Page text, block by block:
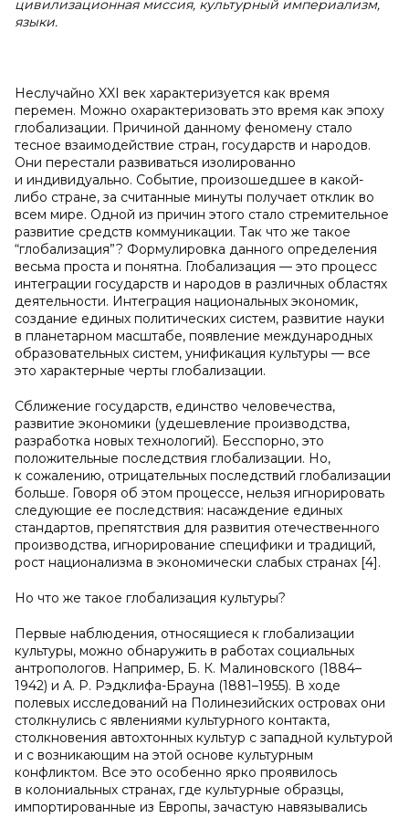
цивилизационная миссия, культурный империализм,
языки.
Неслучайно XXI век характеризуется как время
перемен. Можно охарактеризовать это время как эпоху
глобализации. Причиной данному феномену стало
тесное взаимодействие стран, государств и народов.
Они перестали развиваться изолированно
и индивидуально. Событие, произошедшее в какой-
либо стране, за считанные минуты получает отклик во
всем мире. Одной из причин этого стало стремительное
развитие средств коммуникации. Так что же такое
“глобализация”? Формулировка данного определения
весьма проста и понятна. Глобализация — это процесс
интеграции государств и народов в различных областях
деятельности. Интеграция национальных экономик,
создание единых политических систем, развитие науки
в планетарном масштабе, появление международных
образовательных систем, унификация культуры — все
это характерные черты глобализации.
Сближение государств, единство человечества,
развитие экономики (удешевление производства,
разработка новых технологий). Бесспорно, это
положительные последствия глобализации. Но,
к сожалению, отрицательных последствий глобализации
больше. Говоря об этом процессе, нельзя игнорировать
следующие ее последствия: насаждение единых
стандартов, препятствия для развития отечественного
производства, игнорирование специфики и традиций,
рост национализма в экономически слабых странах [4].
Но что же такое глобализация культуры?
Первые наблюдения, относящиеся к глобализации
культуры, можно обнаружить в работах социальных
антропологов. Например, Б. К. Малиновского (1884–
1942) и А. Р. Рэдклифа-Брауна (1881–1955). В ходе
полевых исследований на Полинезийских островах они
столкнулись с явлениями культурного контакта,
столкновения автохтонных культур с западной культурой
и с возникающим на этой основе культурным
конфликтом. Все это особенно ярко проявилось
в колониальных странах, где культурные образцы,
импортированные из Европы, зачастую навязывались